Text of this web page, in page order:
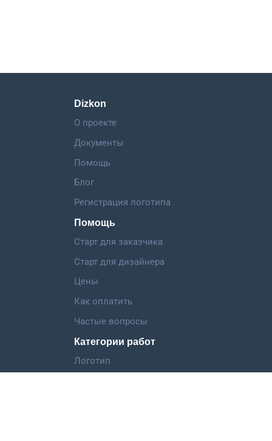
Dizkon
О проекте
Документы
Помощь
Блог
Регистрация логотипа
Помощь
Старт для заказчика
Старт для дизайнера
Цены
Как оплатить
Частые вопросы
Категории работ
Логотип